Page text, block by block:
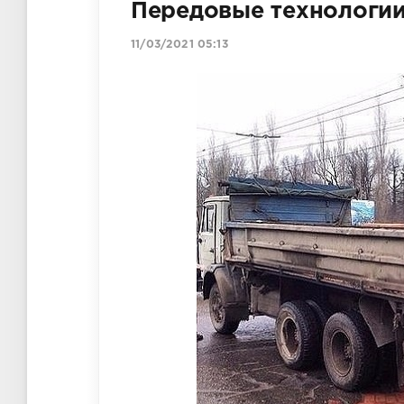
Передовые
11/03/2021 05:13